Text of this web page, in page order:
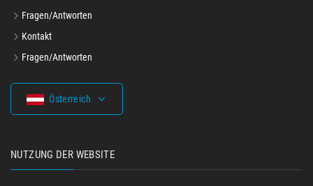
Fragen/Antworten
Kontakt
Fragen/Antworten
Österreich
NUTZUNG DER WEBSITE